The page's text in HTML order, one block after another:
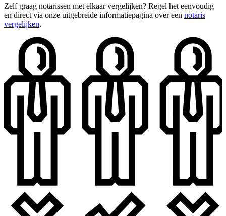
Zelf graag notarissen met elkaar vergelijken? Regel het eenvoudig
en direct via onze uitgebreide informatiepagina over een notaris
vergelijken.